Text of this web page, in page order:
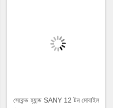
সেকেন্ড হ্যান্ড SANY 12 টন মোবাইল